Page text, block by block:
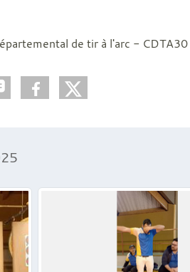
de tir à l'arc -